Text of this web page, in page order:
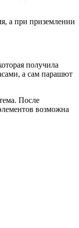
а при приземлении
получила
а сам парашют
После
возможна